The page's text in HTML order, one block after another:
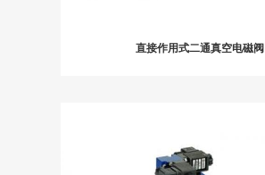
直接作用式二通真空电磁阀